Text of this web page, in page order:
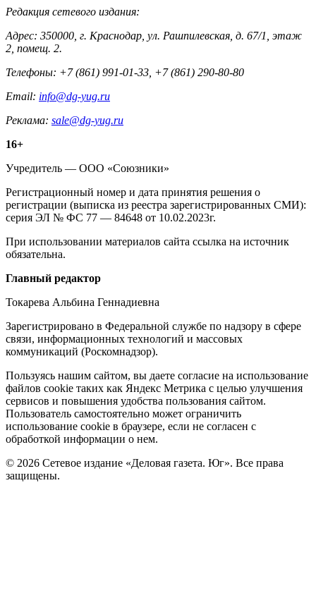
Редакция сетевого издания:
Адрес: 350000, г. Краснодар, ул. Рашпилевская, д. 67/1, этаж
2, помещ. 2.
Телефоны: +7 (861) 991-01-33, +7 (861) 290-80-80
Email: info@dg-yug.ru
Реклама: sale@dg-yug.ru
Информация
о
издании
16+
Учредитель — ООО «Союзники»
Регистрационный номер и дата принятия решения о
регистрации (выписка из реестра зарегистрированных СМИ):
серия ЭЛ № ФС 77 — 84648 от 10.02.2023г.
При использовании материалов сайта ссылка на источник
обязательна.
Редакция
Главный редактор
Токарева Альбина Геннадиевна
Зарегистрировано в Федеральной службе по надзору в сфере
связи, информационных технологий и массовых
коммуникаций (Роскомнадзор).
Политика
cookie
Пользуясь нашим сайтом, вы даете согласие на использование
файлов cookie таких как Яндекс Метрика с целью улучшения
сервисов и повышения удобства пользования сайтом.
Пользователь самостоятельно может ограничить
использование cookie в браузере, если не согласен с
обработкой информации о нем.
© 2026 Сетевое издание «Деловая газета. Юг». Все права
защищены.